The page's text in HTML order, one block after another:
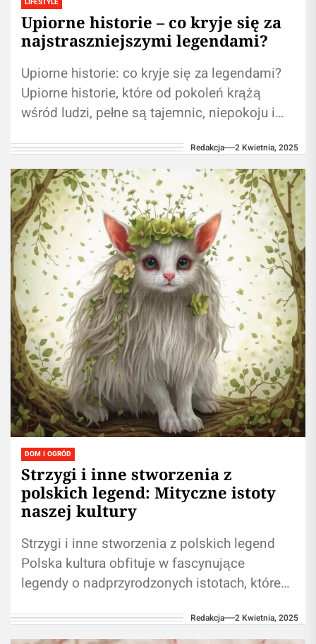
LIFESTYLE
Upiorne historie – co kryje się za
najstraszniejszymi legendami?
Upiorne historie: co kryje się za legendami?
Upiorne historie, które od pokoleń krążą
wśród ludzi, pełne są tajemnic, niepokoju i
Redakcja 2 Kwietnia, 2025
DOM I OGRÓD
Strzygi i inne stworzenia z
polskich legend: Mityczne istoty
naszej kultury
Strzygi i inne stworzenia z polskich legend
Polska kultura obfituje w fascynujące
legendy o nadprzyrodzonych istotach, które
W tej sekcji...
Redakcja 2 Kwietnia, 2025